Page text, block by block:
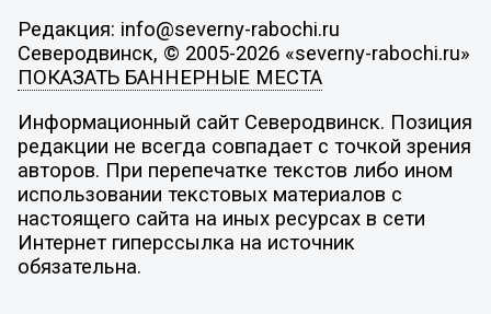
Редакция: info@severny-rabochi.ru
Северодвинск, © 2005-2026 «severny-rabochi.ru»
ПОКАЗАТЬ БАННЕРНЫЕ МЕСТА
Информационный сайт Северодвинск. Позиция
редакции не всегда совпадает с точкой зрения
авторов. При перепечатке текстов либо ином
использовании текстовых материалов с
настоящего сайта на иных ресурсах в сети
Интернет гиперссылка на источник
обязательна.